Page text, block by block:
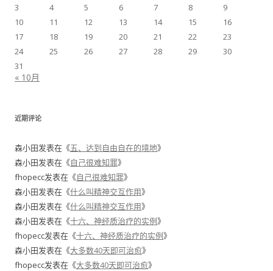
3
4 5 6 7 8
9
10
11 12 13 14 15
16
17
18 19 20 21 22
23
24
25 26 27 28 29
30
31
« 10月
近期评论
森小田发表在《五、达到自由自在的境地》
森小田发表在《自己很难知罪》
fhopecc发表在《自己很难知罪》
森小田发表在《什么叫精神交互作用》
森小田发表在《什么叫精神交互作用》
森小田发表在《十六、神经质治疗的实例》
fhopecc发表在《十六、神经质治疗的实例》
森小田发表在《大多数40天即可治愈》
fhopecc发表在《大多数40天即可治愈》